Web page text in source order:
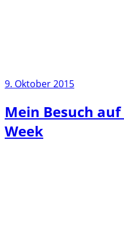
9. Oktober 2015
Mein Besuch
Week